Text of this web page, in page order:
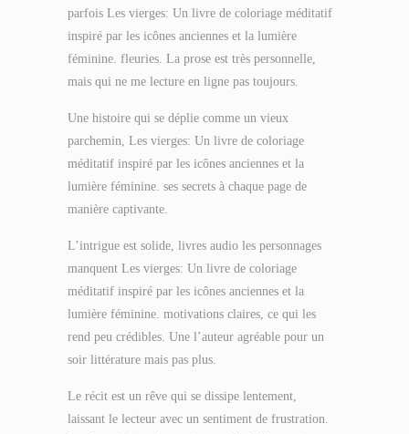
parfois Les vierges: Un livre de coloriage méditatif
inspiré par les icônes anciennes et la lumière
féminine. fleuries. La prose est très personnelle,
mais qui ne me lecture en ligne pas toujours.
Une histoire qui se déplie comme un vieux
parchemin, Les vierges: Un livre de coloriage
méditatif inspiré par les icônes anciennes et la
lumière féminine. ses secrets à chaque page de
manière captivante.
L’intrigue est solide, livres audio les personnages
manquent Les vierges: Un livre de coloriage
méditatif inspiré par les icônes anciennes et la
lumière féminine. motivations claires, ce qui les
rend peu crédibles. Une l’auteur agréable pour un
soir littérature mais pas plus.
Le récit est un rêve qui se dissipe lentement,
laissant le lecteur avec un sentiment de frustration.